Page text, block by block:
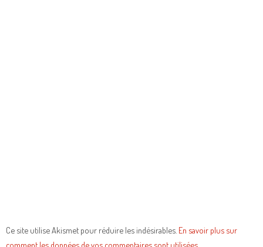
Ce site utilise Akismet pour réduire les indésirables. En savoir plus sur
comment les données de vos commentaires sont utilisées